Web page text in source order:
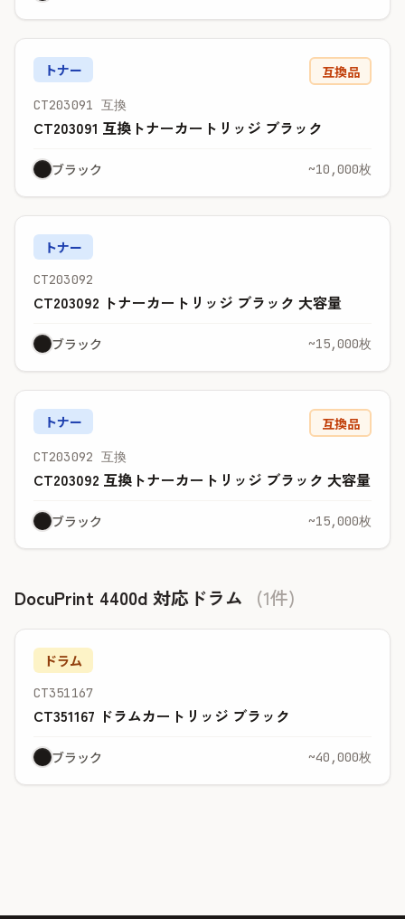
トナー 互換品
CT203091 互換
CT203091 互換トナーカートリッジ ブラック
ブラック ~10,000枚
トナー
CT203092
CT203092 トナーカートリッジ ブラック 大容量
ブラック ~15,000枚
トナー 互換品
CT203092 互換
CT203092 互換トナーカートリッジ ブラック 大容量
ブラック ~15,000枚
DocuPrint 4400d 対応ドラム (1件)
ドラム
CT351167
CT351167 ドラムカートリッジ ブラック
ブラック ~40,000枚